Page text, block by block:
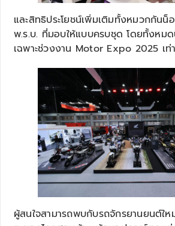
และสิทธิประโยชน์เพิ่มเติมทั้งหมวกกันน็
พ.ร.บ. ที่มอบให้แบบครบชุด โดยทั้งหม
เฉพาะช่วงงาน Motor Expo 2025 เท่
ผู้สนใจสามารถพบกับรถจักรยานยนต์ให